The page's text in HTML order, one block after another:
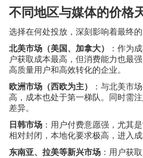
不同地区与媒体的价格
选择在何处投放，深刻影响着最终的
北美市场（美国、加拿大）
：作为
户获取成本最高，但消费能力也最
高质量用户和高效转化的企业。
欧洲市场（西欧为主）
：与北美市
高，成本也处于第一梯队。同时需
差异。
日韩市场 ：用户付费意愿强，尤其
相对封闭，本地化要求极高，进入成
东南亚、拉美等新兴市场 ：用户获